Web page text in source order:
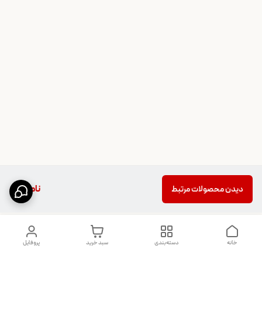
ناموجود دیدن محصولات مرتبط
پروفایل سبد خرید دسته‌بندی خانه